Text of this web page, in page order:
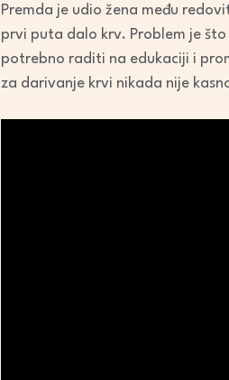
Premda je udio žena među
prvi puta dalo krv. Problem je
potrebno raditi na edukaciji i
za darivanje krvi nikada nije